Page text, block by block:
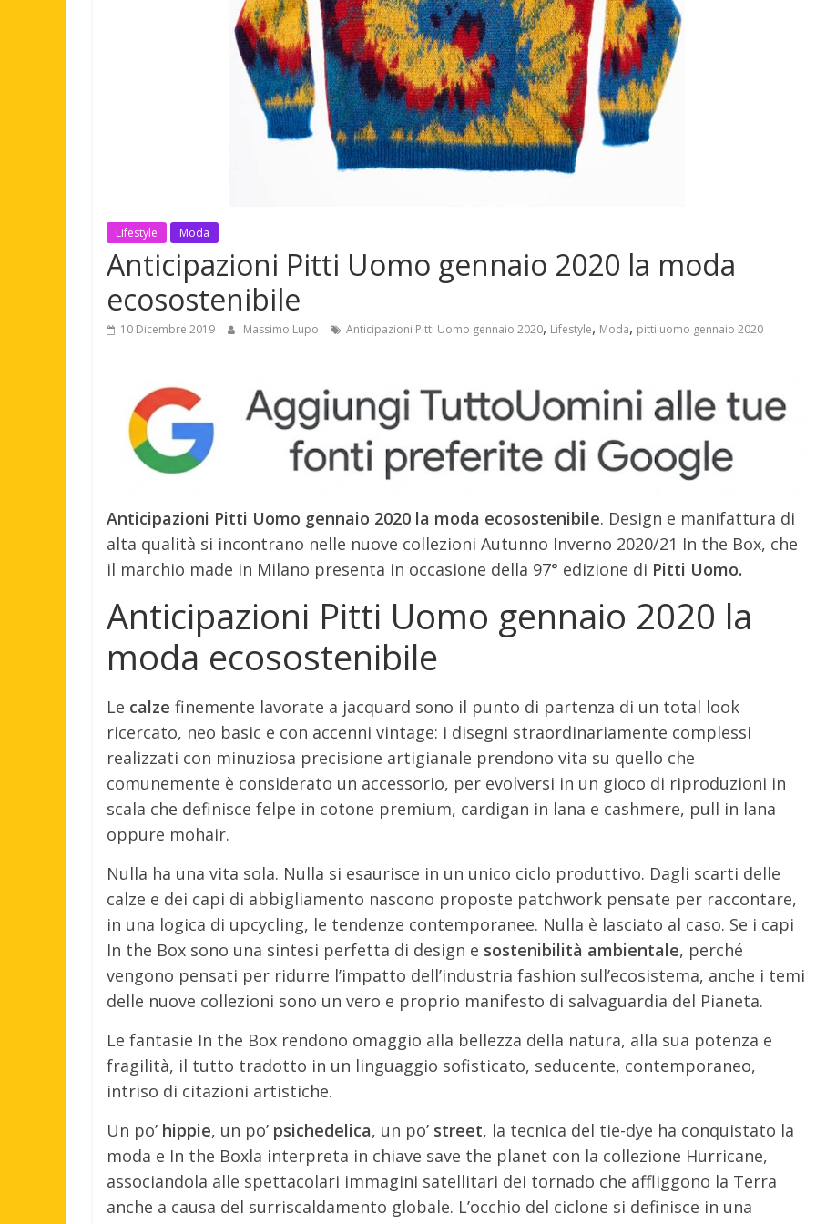
Lifestyle Moda
Anticipazioni Pitti Uomo gennaio 2020 la moda
ecosostenibile
10 Dicembre 2019 Massimo Lupo Anticipazioni Pitti Uomo gennaio 2020, Lifestyle, Moda, pitti uomo gennaio 2020
Anticipazioni Pitti Uomo gennaio 2020 la moda ecosostenibile. Design e manifattura di
alta qualità si incontrano nelle nuove collezioni Autunno Inverno 2020/21 In the Box, che
il marchio made in Milano presenta in occasione della 97° edizione di Pitti Uomo.
Anticipazioni Pitti Uomo gennaio 2020 la
moda ecosostenibile
Le calze finemente lavorate a jacquard sono il punto di partenza di un total look
ricercato, neo basic e con accenni vintage: i disegni straordinariamente complessi
realizzati con minuziosa precisione artigianale prendono vita su quello che
comunemente è considerato un accessorio, per evolversi in un gioco di riproduzioni in
scala che definisce felpe in cotone premium, cardigan in lana e cashmere, pull in lana
oppure mohair.
Nulla ha una vita sola. Nulla si esaurisce in un unico ciclo produttivo. Dagli scarti delle
calze e dei capi di abbigliamento nascono proposte patchwork pensate per raccontare,
in una logica di upcycling, le tendenze contemporanee. Nulla è lasciato al caso. Se i capi
In the Box sono una sintesi perfetta di design e sostenibilità ambientale, perché
vengono pensati per ridurre l’impatto dell’industria fashion sull’ecosistema, anche i temi
delle nuove collezioni sono un vero e proprio manifesto di salvaguardia del Pianeta.
Le fantasie In the Box rendono omaggio alla bellezza della natura, alla sua potenza e
fragilità, il tutto tradotto in un linguaggio sofisticato, seducente, contemporaneo,
intriso di citazioni artistiche.
Un po’ hippie, un po’ psichedelica, un po’ street, la tecnica del tie-dye ha conquistato la
moda e In the Boxla interpreta in chiave save the planet con la collezione Hurricane,
associandola alle spettacolari immagini satellitari dei tornado che affliggono la Terra
anche a causa del surriscaldamento globale. L’occhio del ciclone si definisce in una